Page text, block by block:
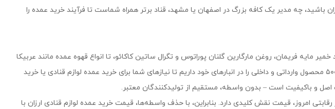
باشید، چه مدیر یک کافه بزرگ در اصفهان یا مشهد، قناد برتر همراه شماست تا فرآیند خرید عمده را
خمیر مایه فریمان، روغن مارگارین گلنان پوراتوس و تگرال ساتین کاکائو، تا انواع قهوه عمده مانند عربیکا
اصل، روبوستا فله‌ای و ترک فول مدیوم. ما بیش از ۵۰۰ محصول وارداتی و داخلی را در انبارهای خود داریم تا نیازهای شما برای خرید عمده لوازم قنادی یا خرید
و باکیفیت است – بدون واسطه، مستقیم از تولیدکنندگان معتبر.
امروز، قیمت نقش کلیدی دارد. بنابراین، با حذف واسطه‌ها، قیمت خرید عمده لوازم قنادی ارزان با